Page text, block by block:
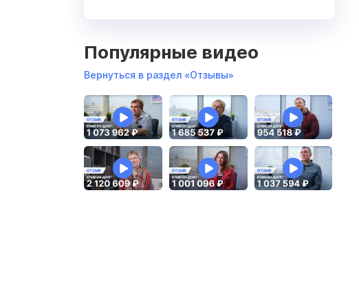
Популярные видео
Вернуться в раздел «Отзывы»